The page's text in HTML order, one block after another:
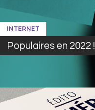
INTERNET
Populaires en 2022 !